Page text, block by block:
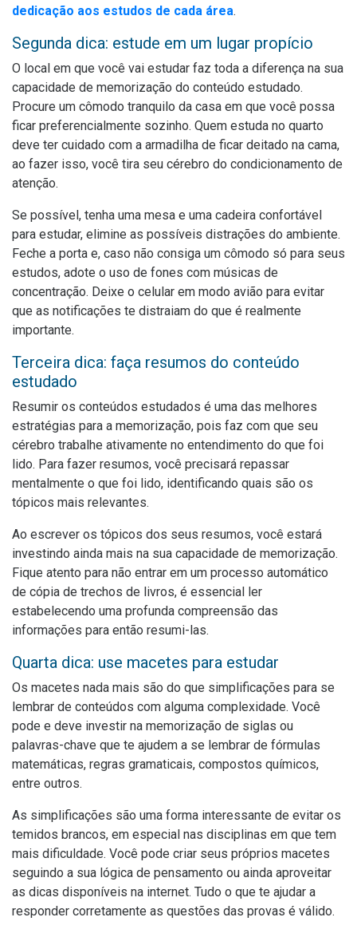
dedicação aos estudos de cada área.
Segunda dica: estude em um lugar propício
O local em que você vai estudar faz toda a diferença na sua
capacidade de memorização do conteúdo estudado.
Procure um cômodo tranquilo da casa em que você possa
ficar preferencialmente sozinho. Quem estuda no quarto
deve ter cuidado com a armadilha de ficar deitado na cama,
ao fazer isso, você tira seu cérebro do condicionamento de
atenção.
Se possível, tenha uma mesa e uma cadeira confortável
para estudar, elimine as possíveis distrações do ambiente.
Feche a porta e, caso não consiga um cômodo só para seus
estudos, adote o uso de fones com músicas de
concentração. Deixe o celular em modo avião para evitar
que as notificações te distraiam do que é realmente
importante.
Terceira dica: faça resumos do conteúdo
estudado
Resumir os conteúdos estudados é uma das melhores
estratégias para a memorização, pois faz com que seu
cérebro trabalhe ativamente no entendimento do que foi
lido. Para fazer resumos, você precisará repassar
mentalmente o que foi lido, identificando quais são os
tópicos mais relevantes.
Ao escrever os tópicos dos seus resumos, você estará
investindo ainda mais na sua capacidade de memorização.
Fique atento para não entrar em um processo automático
de cópia de trechos de livros, é essencial ler
estabelecendo uma profunda compreensão das
informações para então resumi-las.
Quarta dica: use macetes para estudar
Os macetes nada mais são do que simplificações para se
lembrar de conteúdos com alguma complexidade. Você
pode e deve investir na memorização de siglas ou
palavras-chave que te ajudem a se lembrar de fórmulas
matemáticas, regras gramaticais, compostos químicos,
entre outros.
As simplificações são uma forma interessante de evitar os
temidos brancos, em especial nas disciplinas em que tem
mais dificuldade. Você pode criar seus próprios macetes
seguindo a sua lógica de pensamento ou ainda aproveitar
as dicas disponíveis na internet. Tudo o que te ajudar a
responder corretamente as questões das provas é válido.